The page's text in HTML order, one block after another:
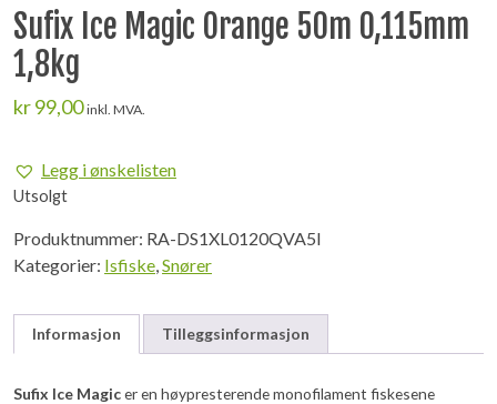
Sufix Ice Magic Orange 50m 0,115mm
1,8kg
kr99,00 inkl. MVA.
Legg i ønskelisten
Utsolgt
Produktnummer: RA-DS1XL0120QVA5I
Kategorier: Isfiske,Snører
Informasjon Tilleggsinformasjon
Sufix Ice Magicer en høypresterende monofilament fiskesene